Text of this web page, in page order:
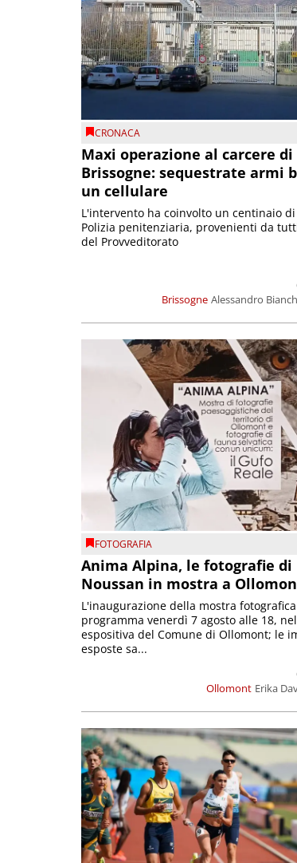
CRONACA
Maxi operazione al carcere di
Brissogne: sequestrate armi
un cellulare
Brissogne Alessandro
L'intervento ha coinvolto un centinaio
Polizia penitenziaria, provenienti da
del Provveditorato
FOTOGRAFIA
Anima Alpina, le fotografie di
Noussan in mostra a
Ollomont Erika
L'inaugurazione della mostra
programma venerdì 7 agosto alle 18,
espositiva del Comune di Ollomont; le
esposte sa...